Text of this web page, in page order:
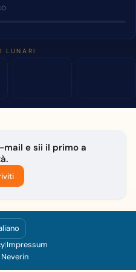
LUNARI
e sii il primo a
|Impressum